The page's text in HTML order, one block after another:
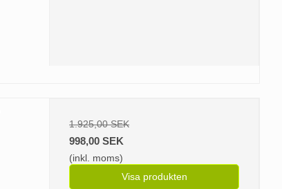
1.925,00 SEK
998,00 SEK
(inkl. moms)
Visa produkten